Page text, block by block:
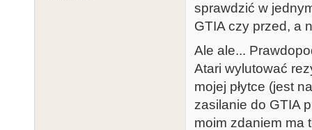
sprawdzić w
GTIA czy przed, a
Ale ale...
Atari wylutować
mojej płytce (jest
zasilanie do GTIA
moim zdaniem ma